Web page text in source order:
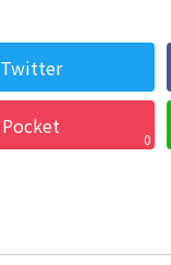
Twitter
Pocket
0